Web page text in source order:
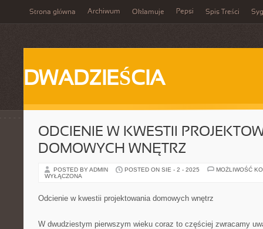
Strona główna Archiwum Okłamuje Pepsi Spis Treści
DWADZIEŚCIA
ODCIENIE W KWESTII
DOMOWYCH WNĘTRZ
POSTED BY ADMIN POSTED ON SIE - 2 - 2025
MOŻLIWOŚĆ
WYŁĄCZONA
Odcienie w kwestii projektowania domowych wnętrz
W dwudziestym pierwszym wieku coraz to częściej zwracamy